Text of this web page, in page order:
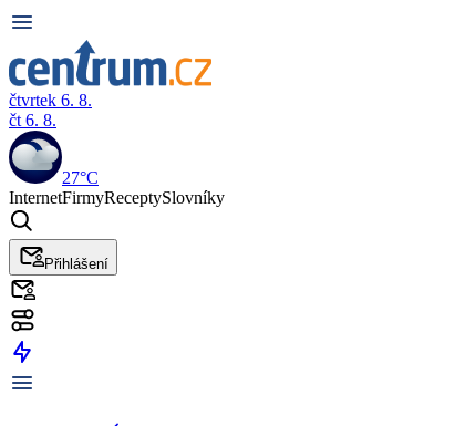
čtvrtek 6. 8.
čt 6. 8.
27°C
InternetFirmyReceptySlovníky
Přihlášení